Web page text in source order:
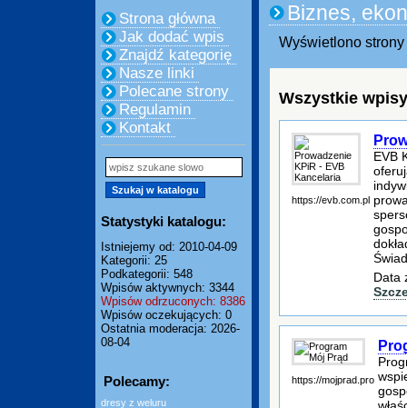
Strona główna
Jak dodać wpis
Znajdź kategorię
Nasze linki
Polecane strony
Regulamin
Kontakt
Statystyki katalogu:
Istniejemy od: 2010-04-09
Kategorii: 25
Podkategorii: 548
Wpisów aktywnych: 3344
Wpisów odrzuconych: 8386
Wpisów oczekujących: 0
Ostatnia moderacja: 2026-
08-04
Polecamy:
dresy z weluru
Biznes,
Wyświetlono
Wszystkie
https://evb.com.pl
EVB
Data
https://mojprad.pro